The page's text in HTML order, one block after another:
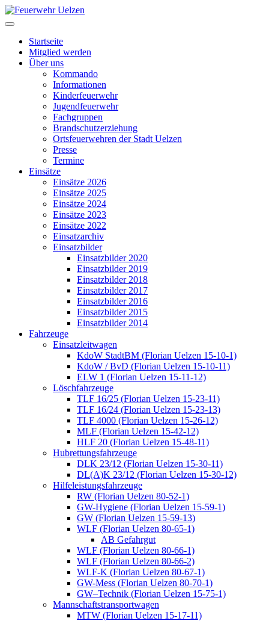
Startseite
Mitglied werden
Über uns
Kommando
Informationen
Kinderfeuerwehr
Jugendfeuerwehr
Fachgruppen
Brandschutzerziehung
Ortsfeuerwehren der Stadt Uelzen
Presse
Termine
Einsätze
Einsätze 2026
Einsätze 2025
Einsätze 2024
Einsätze 2023
Einsätze 2022
Einsatzarchiv
Einsatzbilder
Einsatzbilder 2020
Einsatzbilder 2019
Einsatzbilder 2018
Einsatzbilder 2017
Einsatzbilder 2016
Einsatzbilder 2015
Einsatzbilder 2014
Fahrzeuge
Einsatzleitwagen
KdoW StadtBM (Florian Uelzen 15-10-1)
KdoW / BvD (Florian Uelzen 15-10-11)
ELW 1 (Florian Uelzen 15-11-12)
Löschfahrzeuge
TLF 16/25 (Florian Uelzen 15-23-11)
TLF 16/24 (Florian Uelzen 15-23-13)
TLF 4000 (Florian Uelzen 15-26-12)
MLF (Florian Uelzen 15-42-12)
HLF 20 (Florian Uelzen 15-48-11)
Hubrettungsfahrzeuge
DLK 23/12 (Florian Uelzen 15-30-11)
DL(A)K 23/12 (Florian Uelzen 15-30-12)
Hilfeleistungsfahrzeuge
RW (Florian Uelzen 80-52-1)
GW-Hygiene (Florian Uelzen 15-59-1)
GW (Florian Uelzen 15-59-13)
WLF (Florian Uelzen 80-65-1)
AB Gefahrgut
WLF (Florian Uelzen 80-66-1)
WLF (Florian Uelzen 80-66-2)
WLF-K (Florian Uelzen 80-67-1)
GW-Mess (Florian Uelzen 80-70-1)
GW–Technik (Florian Uelzen 15-75-1)
Mannschaftstransportwagen
MTW (Florian Uelzen 15-17-11)